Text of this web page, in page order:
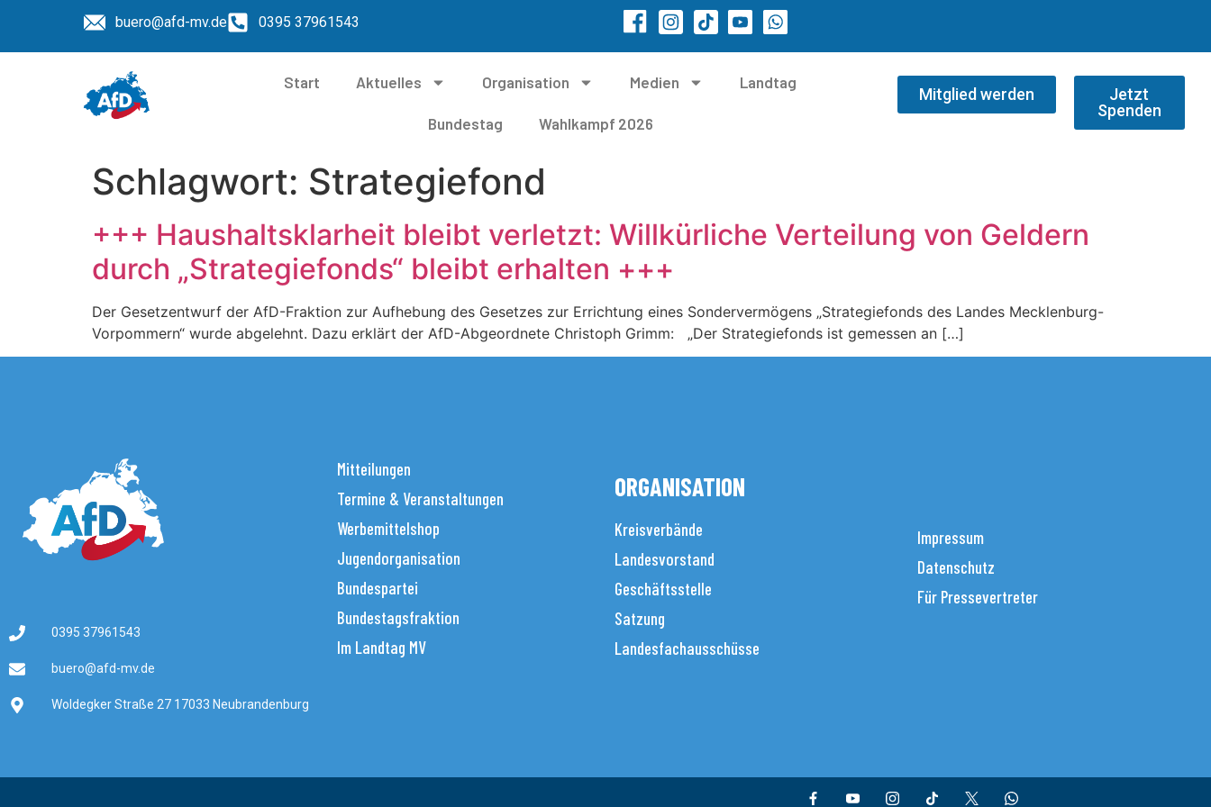
buero@afd-mv.de 0395 37961543
Start Aktuelles Organisation Medien Landtag
Bundestag Wahlkampf 2026
Mitglied werden
Jetzt
Spenden
Schlagwort: Strategiefond
+++ Haushaltsklarheit bleibt verletzt: Willkürliche Verteilung von Geldern
durch „Strategiefonds“ bleibt erhalten +++
Der Gesetzentwurf der AfD-Fraktion zur Aufhebung des Gesetzes zur Errichtung eines Sondervermögens „Strategiefonds des Landes Mecklenburg-
Vorpommern“ wurde abgelehnt. Dazu erklärt der AfD-Abgeordnete Christoph Grimm: „Der Strategiefonds ist gemessen an […]
0395 37961543
buero@afd-mv.de
Woldegker Straße 27 17033 Neubrandenburg
Mitteilungen
Termine & Veranstaltungen
Werbemittelshop
Jugendorganisation
Bundespartei
Bundestagsfraktion
Im Landtag MV
ORGANISATION
Kreisverbände
Landesvorstand
Geschäftsstelle
Satzung
Landesfachausschüsse
Impressum
Datenschutz
Für Pressevertreter